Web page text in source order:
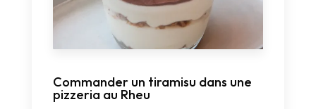
Commander un tiramisu dans une
pizzeria au Rheu